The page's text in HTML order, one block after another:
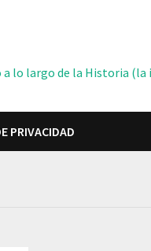
a lo largo de la Historia
PRIVACIDAD